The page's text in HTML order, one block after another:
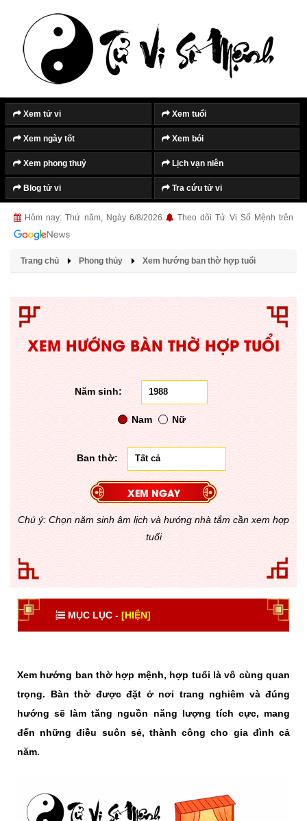
Xem tử vi Xem tuổi
Xem ngày tốt Xem bói
Xem phong thuỷ Lịch vạn niên
Blog tử vi Tra cứu tử vi
Hôm nay: Thứ năm, Ngày 6/8/2026 Theo dõi Tử Vi Số Mệnh trên
Trang chủ Phong thủy Xem hướng ban thờ hợp tuổi
XEM HƯỚNG BÀN THỜ HỢP TUỔI
Năm sinh:
Nam Nữ
Ban thờ:
Chú ý: Chọn năm sinh âm lịch và hướng nhà tắm cần xem hợp
tuổi
MỤC LỤC - [HIỆN]
Xem hướng ban thờ hợp mệnh, hợp tuổi là vô cùng quan
trọng. Bàn thờ được đặt ở nơi trang nghiêm và đúng
hướng sẽ làm tăng nguồn năng lượng tích cực, mang
đến những điều suôn sẻ, thành công cho gia đình cả
năm.